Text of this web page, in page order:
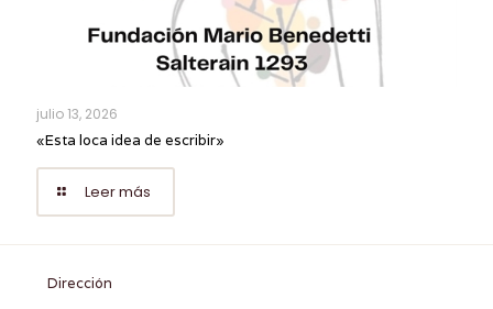
julio 13, 2026
«Esta loca idea de escribir»
Leer más
Dirección